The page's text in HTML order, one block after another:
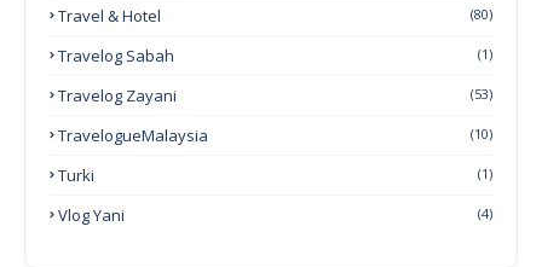
Travel & Hotel (80)
Travelog Sabah (1)
Travelog Zayani (53)
TravelogueMalaysia (10)
Turki (1)
Vlog Yani (4)